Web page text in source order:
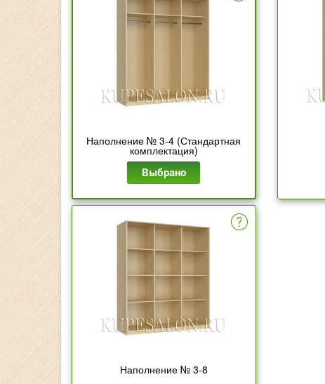
Наполнение № 3-4 (Стандартная
комплектация)
Выбрано
Наполнение № 3-8